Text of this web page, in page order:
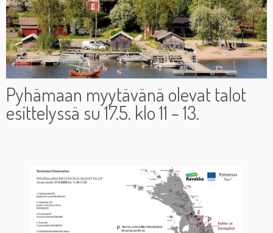
Pyhämaan myytävänä olevat talot
esittelyssä su 17.5. klo 11 – 13.